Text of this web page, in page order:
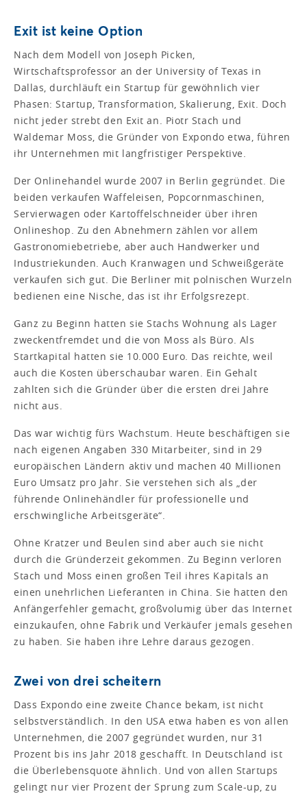
Exit ist keine Option
Nach dem Modell von Joseph Picken,
Wirtschaftsprofessor an der University of Texas in
Dallas, durchläuft ein Startup für gewöhnlich vier
Phasen: Startup, Transformation, Skalierung, Exit. Doch
nicht jeder strebt den Exit an. Piotr Stach und
Waldemar Moss, die Gründer von Expondo etwa, führen
ihr Unternehmen mit langfristiger Perspektive.
Der Onlinehandel wurde 2007 in Berlin gegründet. Die
beiden verkaufen Waffeleisen, Popcornmaschinen,
Servierwagen oder Kartoffelschneider über ihren
Onlineshop. Zu den Abnehmern zählen vor allem
Gastronomiebetriebe, aber auch Handwerker und
Industriekunden. Auch Kranwagen und Schweißgeräte
verkaufen sich gut. Die Berliner mit polnischen Wurzeln
bedienen eine Nische, das ist ihr Erfolgsrezept.
Ganz zu Beginn hatten sie Stachs Wohnung als Lager
zweckentfremdet und die von Moss als Büro. Als
Startkapital hatten sie 10.000 Euro. Das reichte, weil
auch die Kosten überschaubar waren. Ein Gehalt
zahlten sich die Gründer über die ersten drei Jahre
nicht aus.
Das war wichtig fürs Wachstum. Heute beschäftigen sie
nach eigenen Angaben 330 Mitarbeiter, sind in 29
europäischen Ländern aktiv und machen 40 Millionen
Euro Umsatz pro Jahr. Sie verstehen sich als „der
führende Onlinehändler für professionelle und
erschwingliche Arbeitsgeräte“.
Ohne Kratzer und Beulen sind aber auch sie nicht
durch die Gründerzeit gekommen. Zu Beginn verloren
Stach und Moss einen großen Teil ihres Kapitals an
einen unehrlichen Lieferanten in China. Sie hatten den
Anfängerfehler gemacht, großvolumig über das Internet
einzukaufen, ohne Fabrik und Verkäufer jemals gesehen
zu haben. Sie haben ihre Lehre daraus gezogen.
Zwei von drei scheitern
Dass Expondo eine zweite Chance bekam, ist nicht
selbstverständlich. In den USA etwa haben es von allen
Unternehmen, die 2007 gegründet wurden, nur 31
Prozent bis ins Jahr 2018 geschafft. In Deutschland ist
die Überlebensquote ähnlich. Und von allen Startups
gelingt nur vier Prozent der Sprung zum Scale-up, zu